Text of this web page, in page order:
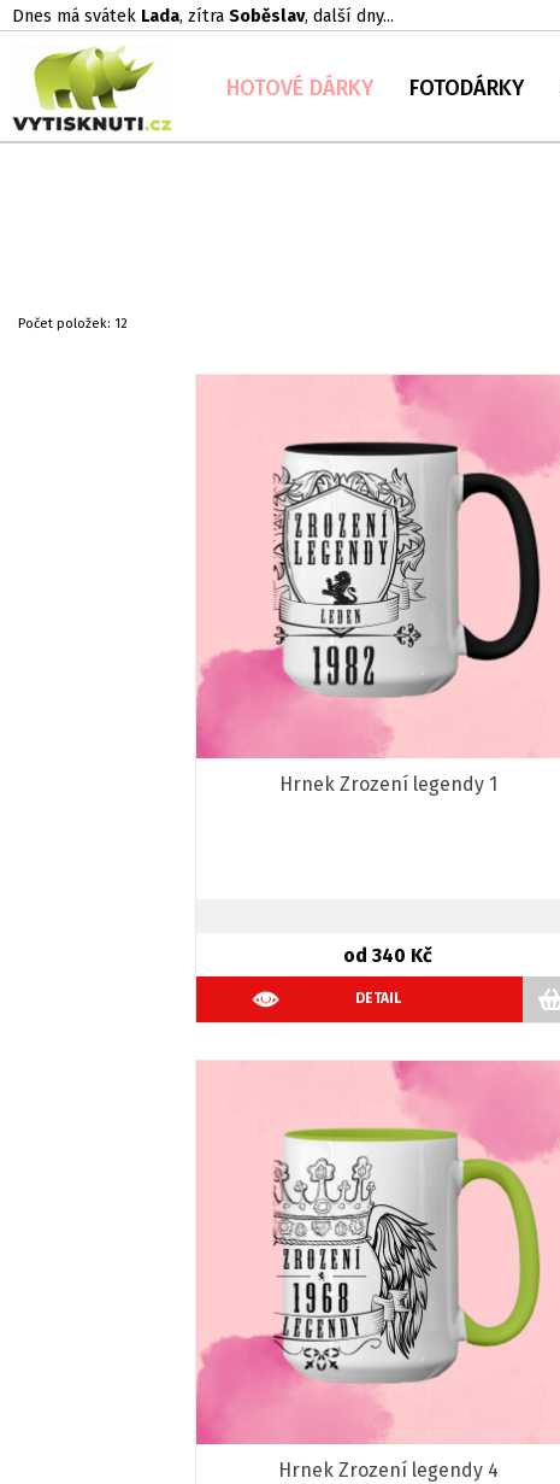
Dnes má svátek Lada, zítra Soběslav, další dny...
HOTOVÉ DÁRKY FOTODÁRKY
Počet položek: 12
Hrnek Zrození legendy 1
od 340 Kč
DETAIL
Hrnek Zrození legendy 4